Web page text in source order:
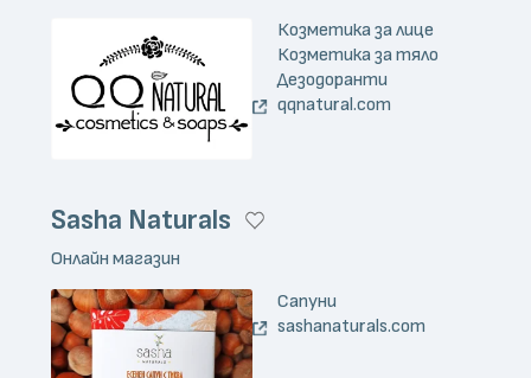
Козметика за лице
Козметика за тяло
Дезодоранти
qqnatural.com
Sasha Naturals
Онлайн магазин
Сапуни
sashanaturals.com